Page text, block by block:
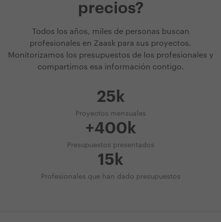
precios?
Todos los años, miles de personas buscan
profesionales en Zaask para sus proyectos.
Monitorizamos los presupuestos de los profesionales y
compartimos esa información contigo.
25k
Proyectos mensuales
+400k
Presupuestos presentados
15k
Profesionales que han dado presupuestos